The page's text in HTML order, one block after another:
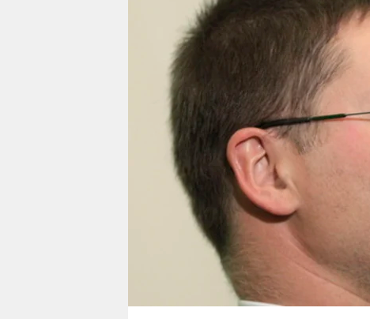
wahrheit
verlag
verlag
veranstaltungen
fragen & hilfe
unterstützen
genossenschaft